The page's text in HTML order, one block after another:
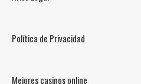
Política de Privacidad
Mejores casinos online